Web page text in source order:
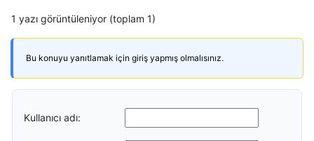
1 yazı görüntüleniyor (toplam 1)
Bu konuyu yanıtlamak için giriş yapmış olmalısınız.
Kullanıcı adı: